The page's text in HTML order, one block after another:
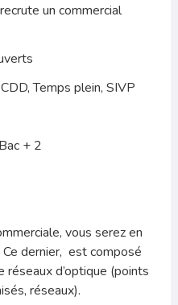
un commercial
Temps plein, SIVP
+ 2
vous serez en
dernier, est composé
réseaux d’optique (points
réseaux).